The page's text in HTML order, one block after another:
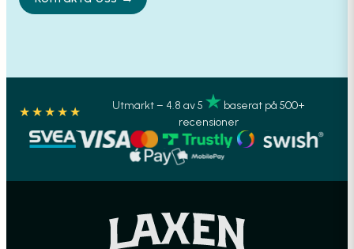
★★★★★ Utmärkt – 4.8 av 5
baserat på 500+
recensioner